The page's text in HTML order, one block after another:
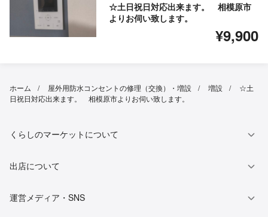
☆土日祝日対応出来ます。 相模原市
よりお伺い致します。
¥9,900
ホーム 屋外用防水コンセントの修理（交換）・増設 増設
☆土
日祝日対応出来ます。 相模原市よりお伺い致します。
くらしのマーケットについて
出店について
運営メディア・SNS